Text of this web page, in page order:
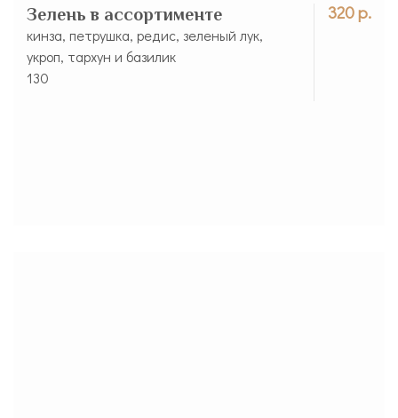
320 р.
Зелень в ассортименте
кинза, петрушка, редис, зеленый лук,
укроп, тархун и базилик
130